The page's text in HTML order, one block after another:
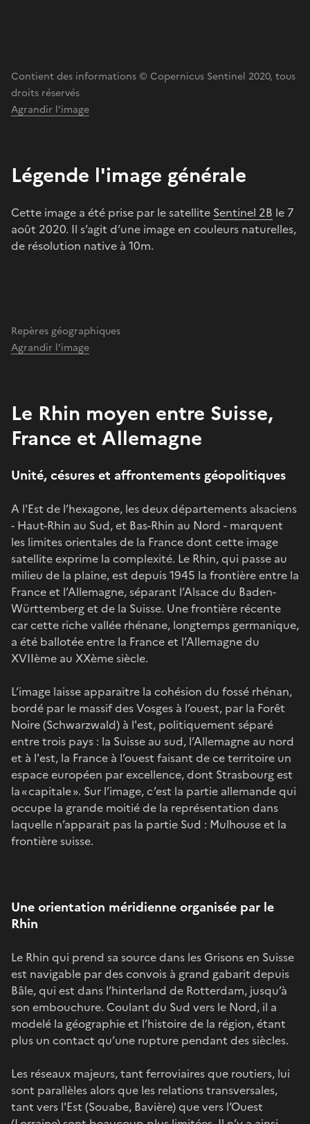
Contient des informations © Copernicus Sentinel 2020, tous
droits réservés
Agrandir l'image
Légende l'image générale
Cette image a été prise par le satellite Sentinel 2B le 7
août 2020. Il s’agit d’une image en couleurs naturelles,
de résolution native à 10m.
Repères géographiques
Agrandir l'image
Le Rhin moyen entre Suisse,
France et Allemagne
Unité, césures et affrontements géopolitiques
A l'Est de l’hexagone, les deux départements alsaciens
- Haut-Rhin au Sud, et Bas-Rhin au Nord - marquent
les limites orientales de la France dont cette image
satellite exprime la complexité. Le Rhin, qui passe au
milieu de la plaine, est depuis 1945 la frontière entre la
France et l’Allemagne, séparant l’Alsace du Baden-
Württemberg et de la Suisse. Une frontière récente
car cette riche vallée rhénane, longtemps germanique,
a été ballotée entre la France et l’Allemagne du
XVIIème au XXème siècle.
L’image laisse apparaitre la cohésion du fossé rhénan,
bordé par le massif des Vosges à l’ouest, par la Forêt
Noire (Schwarzwald) à l'est, politiquement séparé
entre trois pays : la Suisse au sud, l’Allemagne au nord
et à l'est, la France à l’ouest faisant de ce territoire un
espace européen par excellence, dont Strasbourg est
la « capitale ». Sur l’image, c’est la partie allemande qui
occupe la grande moitié de la représentation dans
laquelle n’apparait pas la partie Sud : Mulhouse et la
frontière suisse.
Une orientation méridienne organisée par le
Rhin
Le Rhin qui prend sa source dans les Grisons en Suisse
est navigable par des convois à grand gabarit depuis
Bâle, qui est dans l’hinterland de Rotterdam, jusqu’à
son embouchure. Coulant du Sud vers le Nord, il a
modelé la géographie et l’histoire de la région, étant
plus un contact qu’une rupture pendant des siècles.
Les réseaux majeurs, tant ferroviaires que routiers, lui
sont parallèles alors que les relations transversales,
tant vers l'Est (Souabe, Bavière) que vers l’Ouest